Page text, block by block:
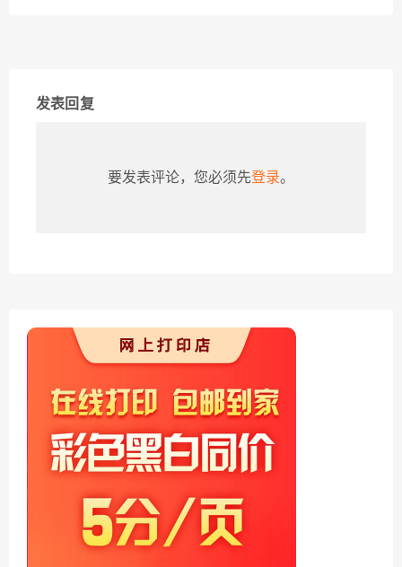
发表回复
要发表评论，您必须先登录。